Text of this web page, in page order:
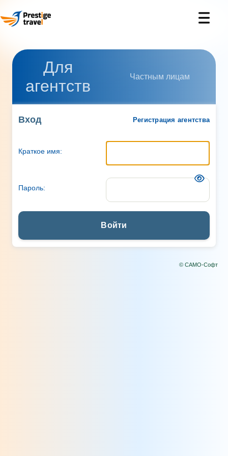
Для
агентств
Частным лицам
Вход Регистрация агентства
Краткое имя:
Пароль:
Войти
© САМО-Софт